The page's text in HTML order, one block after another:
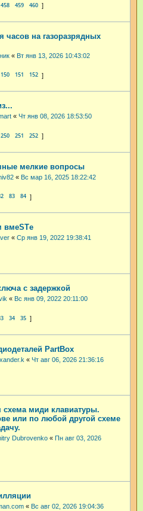
458 459 460
часов на газоразрядных
« Вт янв 13, 2026 10:43:02
150 151 152
« Чт янв 08, 2026 18:53:50
250 251 252
мелкие вопросы
« Вс мар 16, 2025 18:22:42
83 84
вмеSTе
« Ср янв 19, 2022 19:38:41
с задержкой
« Вс янв 09, 2022 20:11:00
34 35
PartBox
« Чт авг 06, 2026 21:36:16
схема миди клавиатуры.
или по любой другой схеме
Dubrovenko « Пн авг 03, 2026
« Вс авг 02, 2026 19:04:36